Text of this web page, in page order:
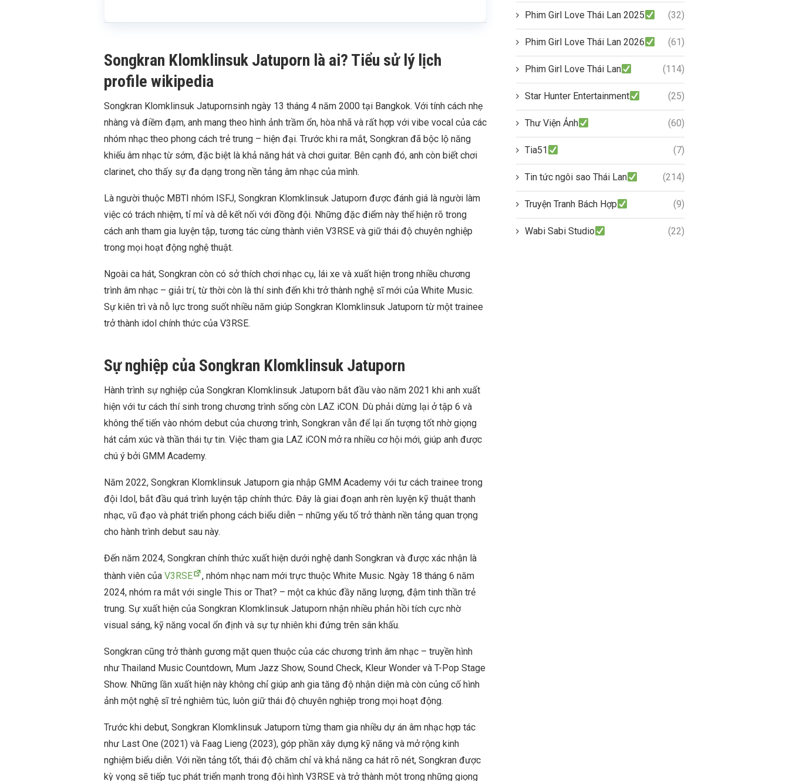
Songkran Klomklinsuk Jatuporn là ai? Tiểu sử lý lịch
profile wikipedia
Songkran Klomklinsuk Jatupornsinh ngày 13 tháng 4 năm 2000 tại Bangkok. Với tính cách nhẹ
nhàng và điềm đạm, anh mang theo hình ảnh trầm ổn, hòa nhã và rất hợp với vibe vocal của các
nhóm nhạc theo phong cách trẻ trung – hiện đại. Trước khi ra mắt, Songkran đã bộc lộ năng
khiếu âm nhạc từ sớm, đặc biệt là khả năng hát và chơi guitar. Bên cạnh đó, anh còn biết chơi
clarinet, cho thấy sự đa dạng trong nền tảng âm nhạc của mình.
Là người thuộc MBTI nhóm ISFJ, Songkran Klomklinsuk Jatuporn được đánh giá là người làm
việc có trách nhiệm, tỉ mỉ và dễ kết nối với đồng đội. Những đặc điểm này thể hiện rõ trong
cách anh tham gia luyện tập, tương tác cùng thành viên V3RSE và giữ thái độ chuyên nghiệp
trong mọi hoạt động nghệ thuật.
Ngoài ca hát, Songkran còn có sở thích chơi nhạc cụ, lái xe và xuất hiện trong nhiều chương
trình âm nhạc – giải trí, từ thời còn là thí sinh đến khi trở thành nghệ sĩ mới của White Music.
Sự kiên trì và nỗ lực trong suốt nhiều năm giúp Songkran Klomklinsuk Jatuporn từ một trainee
trở thành idol chính thức của V3RSE.
Sự nghiệp của Songkran Klomklinsuk Jatuporn
Hành trình sự nghiệp của Songkran Klomklinsuk Jatuporn bắt đầu vào năm 2021 khi anh xuất
hiện với tư cách thí sinh trong chương trình sống còn LAZ iCON. Dù phải dừng lại ở tập 6 và
không thể tiến vào nhóm debut của chương trình, Songkran vẫn để lại ấn tượng tốt nhờ giọng
hát cảm xúc và thần thái tự tin. Việc tham gia LAZ iCON mở ra nhiều cơ hội mới, giúp anh được
chú ý bởi GMM Academy.
Năm 2022, Songkran Klomklinsuk Jatuporn gia nhập GMM Academy với tư cách trainee trong
đội Idol, bắt đầu quá trình luyện tập chính thức. Đây là giai đoạn anh rèn luyện kỹ thuật thanh
nhạc, vũ đạo và phát triển phong cách biểu diễn – những yếu tố trở thành nền tảng quan trọng
cho hành trình debut sau này.
Đến năm 2024, Songkran chính thức xuất hiện dưới nghệ danh Songkran và được xác nhận là
thành viên của V3RSE
, nhóm nhạc nam mới trực thuộc White Music. Ngày 18 tháng 6 năm
2024, nhóm ra mắt với single This or That? – một ca khúc đầy năng lượng, đậm tinh thần trẻ
trung. Sự xuất hiện của Songkran Klomklinsuk Jatuporn nhận nhiều phản hồi tích cực nhờ
visual sáng, kỹ năng vocal ổn định và sự tự nhiên khi đứng trên sân khấu.
Songkran cũng trở thành gương mặt quen thuộc của các chương trình âm nhạc – truyền hình
như Thailand Music Countdown, Mum Jazz Show, Sound Check, Kleur Wonder và T-Pop Stage
Show. Những lần xuất hiện này không chỉ giúp anh gia tăng độ nhận diện mà còn củng cố hình
ảnh một nghệ sĩ trẻ nghiêm túc, luôn giữ thái độ chuyên nghiệp trong mọi hoạt động.
Trước khi debut, Songkran Klomklinsuk Jatuporn từng tham gia nhiều dự án âm nhạc hợp tác
như Last One (2021) và Faag Lieng (2023), góp phần xây dựng kỹ năng và mở rộng kinh
nghiệm biểu diễn. Với nền tảng tốt, thái độ chăm chỉ và khả năng ca hát rõ nét, Songkran được
kỳ vọng sẽ tiếp tục phát triển mạnh trong đội hình V3RSE và trở thành một trong những giọng
Phim Girl Love Thái Lan 2025 (32)
Phim Girl Love Thái Lan 2026 (61)
Phim Girl Love Thái Lan (114)
Star Hunter Entertainment (25)
Thư Viện Ảnh (60)
Tia51 (7)
Tin tức ngôi sao Thái Lan (214)
Truyện Tranh Bách Hợp (9)
Wabi Sabi Studio (22)